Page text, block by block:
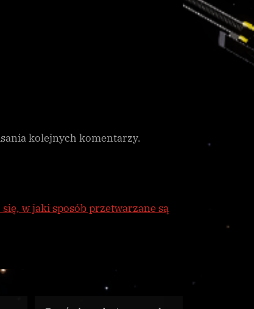
kolejnych komentarzy.
się, w jaki sposób przetwarzane są